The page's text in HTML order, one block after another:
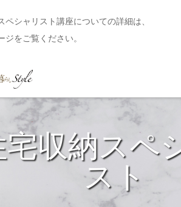
ペシャリスト講座についての詳細は、
ジをご覧ください。